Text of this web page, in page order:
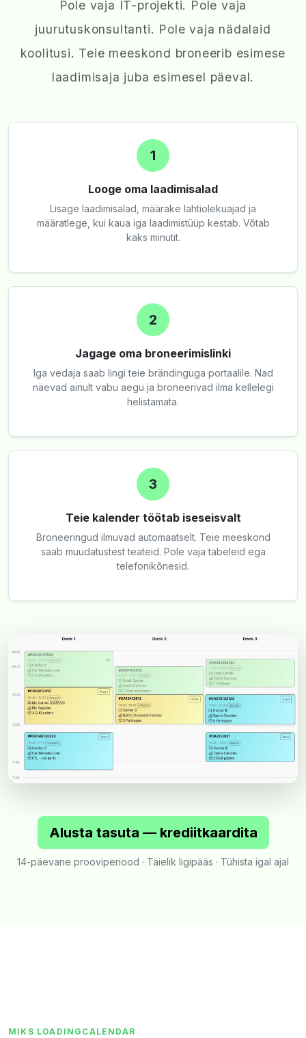
Pole vaja IT-projekti. Pole vaja
juurutuskonsultanti. Pole vaja nädalaid
koolitusi. Teie meeskond broneerib esimese
laadimisaja juba esimesel päeval.
1
Looge oma laadimisalad
Lisage laadimisalad, määrake lahtiolekuajad ja
määratlege, kui kaua iga laadimistüüp kestab. Võtab
kaks minutit.
2
Jagage oma broneerimislinki
Iga vedaja saab lingi teie brändinguga portaalile. Nad
näevad ainult vabu aegu ja broneerivad ilma kellelegi
helistamata.
3
Teie kalender töötab iseseisvalt
Broneeringud ilmuvad automaatselt. Teie meeskond
saab muudatustest teateid. Pole vaja tabeleid ega
telefonikõnesid.
Alusta tasuta — krediitkaardita
14-päevane prooviperiood · Täielik ligipääs · Tühista igal ajal
MIKS LOADINGCALENDAR